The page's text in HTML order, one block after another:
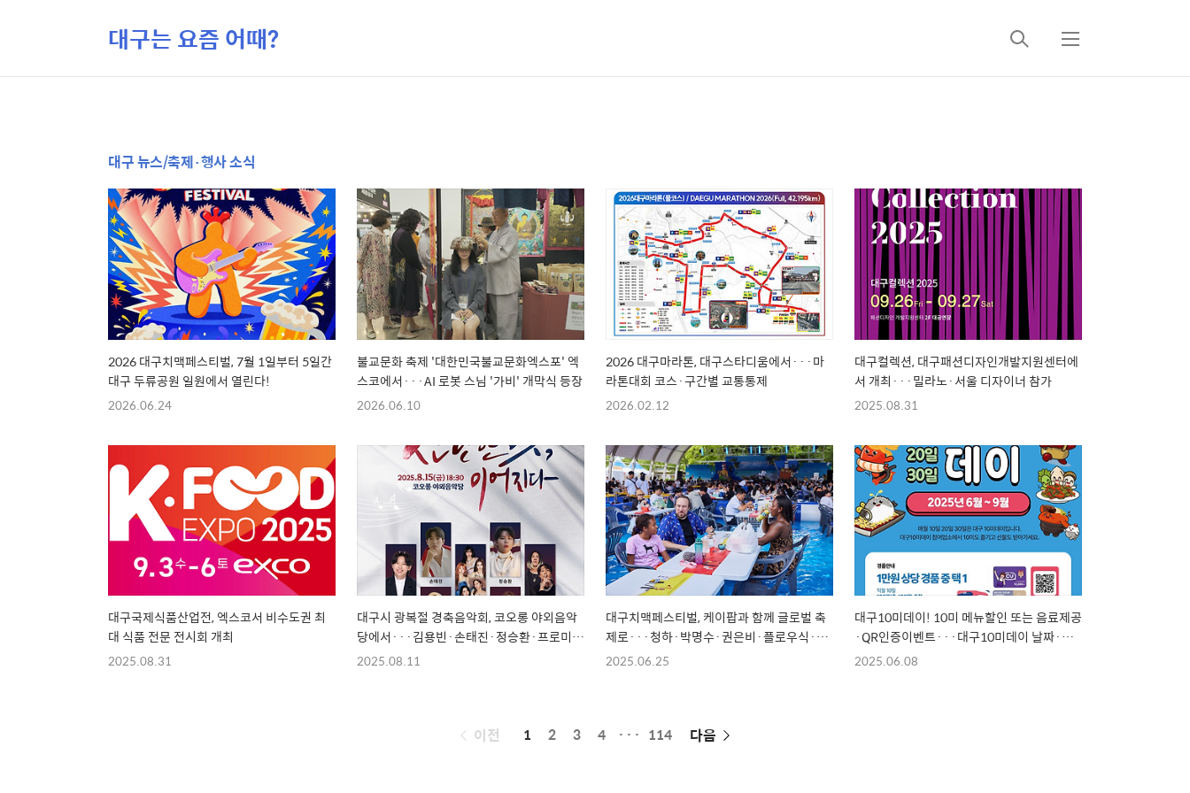
대구는 요즘 어때?
검
메
대구 뉴스/축제·행사 소식
2026 대구치맥페스티벌, 7월 1일부터 5일간
대구 두류공원 일원에서 열린다!
2026.06.24
불교문화 축제 '대한민국불교문화엑스포' 엑
스코에서···AI 로봇 스님 '가비' 개막식 등장
2026.06.10
2026 대구마라톤, 대구스타디움에서···마
라톤대회 코스·구간별 교통통제
2026.02.12
대구컬렉션, 대구패션디자인개발지원센터에
서 개최···밀라노·서울 디자이너 참가
2025.08.31
대구국제식품산업전, 엑스코서 비수도권 최
대 식품 전문 전시회 개최
2025.08.31
대구시 광복절 경축음악회, 코오롱 야외음악
당에서···김용빈·손태진·정승환·프로미스
나인
2025.08.11
대구치맥페스티벌, 케이팝과 함께 글로벌 축
제로···청하·박명수·권은비·플로우식·딘
딘·닛몰캐쉬·윤도현밴드
2025.06.25
대구10미데이! 10미 메뉴할인 또는 음료제공
·QR인증이벤트···대구10미데이 날짜·참
여 음식점은?
2025.06.08
페
이전 1 2 3 4 ··· 114 다음